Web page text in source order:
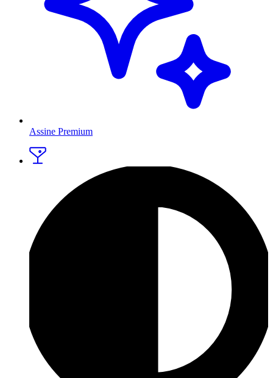
Assine Premium